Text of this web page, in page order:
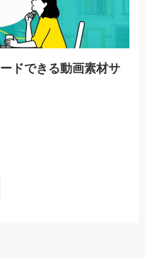
ドできる動画素材サ